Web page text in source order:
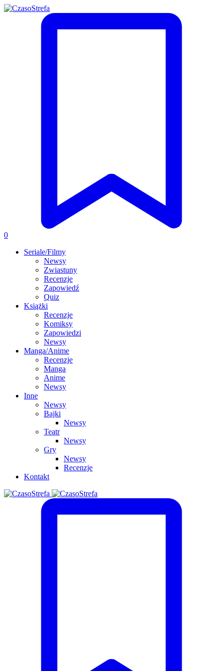
0
Seriale/Filmy
Newsy
Zwiastuny
Recenzje
Zapowiedź
Quiz
Książki
Recenzje
Komiksy
Zapowiedzi
Newsy
Manga/Anime
Recenzje
Manga
Anime
Newsy
Inne
Newsy
Bajki
Newsy
Teatr
Newsy
Gry
Newsy
Recenzje
Kontakt